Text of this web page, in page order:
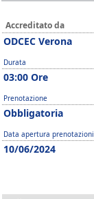
Accreditato da
ODCEC Verona
Durata
03:00 Ore
Prenotazione
Obbligatoria
Data apertura prenotazioni
10/06/2024